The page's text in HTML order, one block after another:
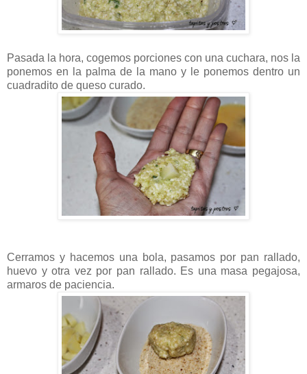
Pasada la hora, cogemos porciones con una cuchara, nos la
ponemos en la palma de la mano y le ponemos dentro un
cuadradito de queso curado.
Cerramos y hacemos una bola, pasamos por pan rallado,
huevo y otra vez por pan rallado. Es una masa pegajosa,
armaros de paciencia.